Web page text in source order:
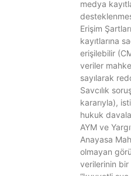
medya
Erişim
kayıtlarına
erişilebilir
veriler
sayılarak
Savcılık
kararıyla),
hukuk
AYM ve
Anayasa
olmayan
verilerinin